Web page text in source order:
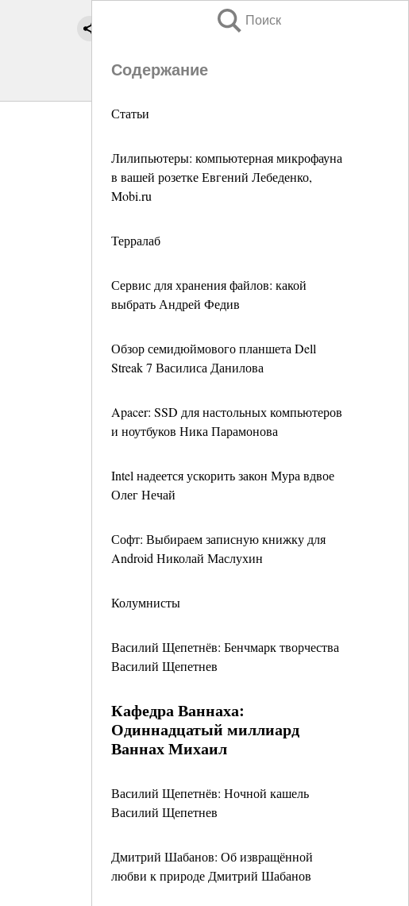
Поиск
Содержание
Статьи
Лилипьютеры: компьютерная микрофауна
в вашей розетке Евгений Лебеденко,
Mobi.ru
Терралаб
Сервис для хранения файлов: какой
выбрать Андрей Федив
Обзор семидюймового планшета Dell
Streak 7 Василиса Данилова
Apacer: SSD для настольных компьютеров
и ноутбуков Ника Парамонова
Intel надеется ускорить закон Мура вдвое
Олег Нечай
Софт: Выбираем записную книжку для
Android Николай Маслухин
Колумнисты
Василий Щепетнёв: Бенчмарк творчества
Василий Щепетнев
Кафедра Ваннаха:
Одиннадцатый миллиард
Ваннах Михаил
Василий Щепетнёв: Ночной кашель
Василий Щепетнев
Дмитрий Шабанов: Об извра­щённой
любви к природе Дмитрий Шабанов